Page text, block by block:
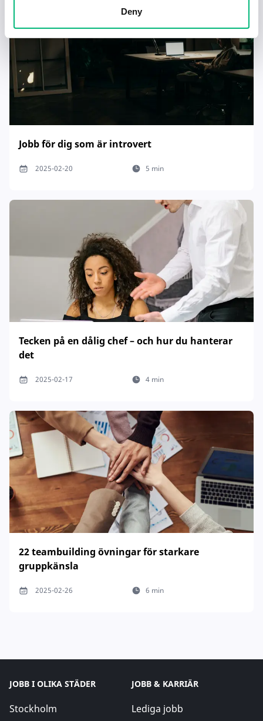
Deny
Jobb för dig som är introvert
2025-02-20 5 min
Tecken på en dålig chef – och hur du hanterar
det
2025-02-17 4 min
22 teambuilding övningar för starkare
gruppkänsla
2025-02-26 6 min
JOBB I OLIKA STÄDER
Stockholm
JOBB & KARRIÄR
Lediga jobb